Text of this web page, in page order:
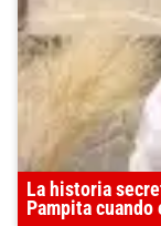
La historia
Pampita